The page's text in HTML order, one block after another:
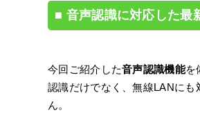
音声認識に対応した
今回ご紹介した音声認識機能を
認識だけでなく、無線LANに
ん。